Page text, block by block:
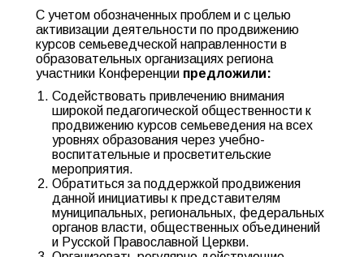
С учетом обозначенных проблем и с целью
активизации деятельности по продвижению
курсов семьеведческой направленности в
образовательных организациях региона
участники Конференции предложили:
Содействовать привлечению внимания
широкой педагогической общественности к
продвижению курсов семьеведения на всех
уровнях образования через учебно-
воспитательные и просветительские
мероприятия.
Обратиться за поддержкой продвижения
данной инициативы к представителям
муниципальных, региональных, федеральных
органов власти, общественных объединений
и Русской Православной Церкви.